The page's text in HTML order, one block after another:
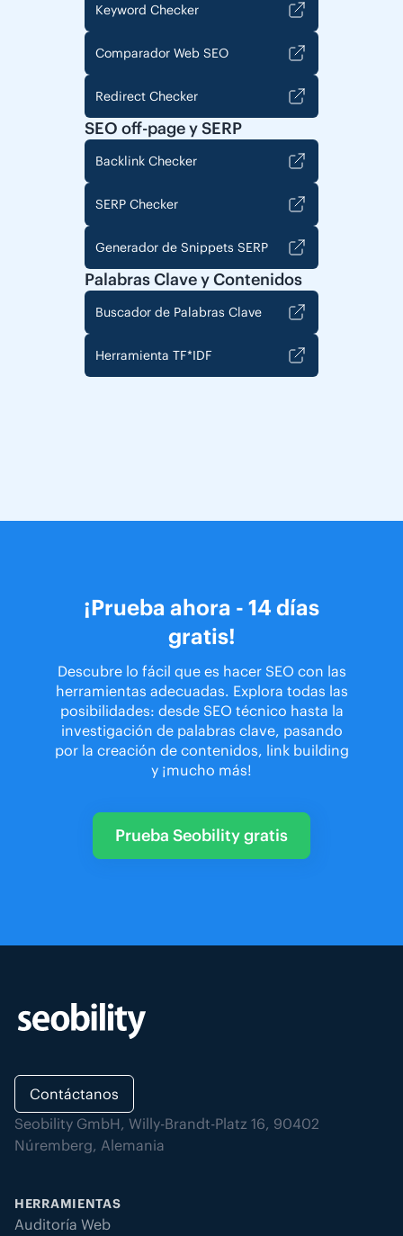
Keyword Checker
Comparador Web SEO
Redirect Checker
SEO off-page y SERP
Backlink Checker
SERP Checker
Generador de Snippets SERP
Palabras Clave y Contenidos
Buscador de Palabras Clave
Herramienta TF*IDF
¡Prueba ahora - 14 días
gratis!
Descubre lo fácil que es hacer SEO con las
herramientas adecuadas. Explora todas las
posibilidades: desde SEO técnico hasta la
investigación de palabras clave, pasando
por la creación de contenidos, link building
y ¡mucho más!
Prueba Seobility gratis
Contáctanos
Seobility GmbH, Willy-Brandt-Platz 16, 90402
Núremberg, Alemania
HERRAMIENTAS
Auditoría Web